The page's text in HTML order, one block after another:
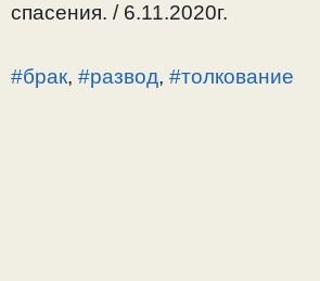
спасения. / 6.11.2020г.
#брак, #развод, #толкование